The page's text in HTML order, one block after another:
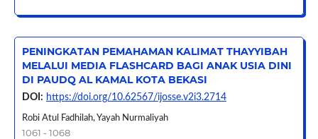
PENINGKATAN PEMAHAMAN KALIMAT THAYYIBAH
MELALUI MEDIA FLASHCARD BAGI ANAK USIA DINI
DI PAUDQ AL KAMAL KOTA BEKASI
DOI: https://doi.org/10.62567/ijosse.v2i3.2714
Robi Atul Fadhilah, Yayah Nurmaliyah
1061 - 1068